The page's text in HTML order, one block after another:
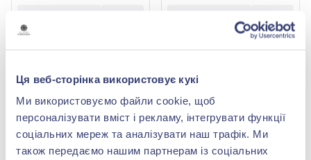
Ця веб-сторінка використовує кукі
Ми використовуємо файли cookie, щоб
персоналізувати вміст і рекламу, інтегрувати функції
соціальних мереж та аналізувати наш трафік. Ми
також передаємо нашим партнерам із соціальних